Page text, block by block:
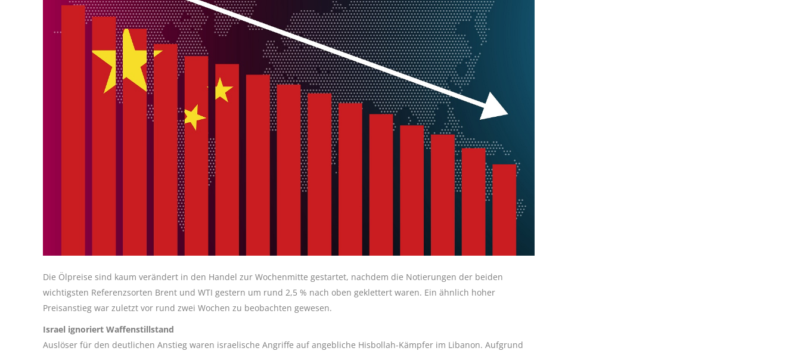
Die Ölpreise sind kaum verändert in den Handel zur Wochenmitte gestartet, nachdem die Notierungen der beiden
wichtigsten Referenzsorten Brent und WTI gestern um rund 2,5 % nach oben geklettert waren. Ein ähnlich hoher
Preisanstieg war zuletzt vor rund zwei Wochen zu beobachten gewesen.
Israel ignoriert Waffenstillstand
Auslöser für den deutlichen Anstieg waren israelische Angriffe auf angebliche Hisbollah-Kämpfer im Libanon. Aufgrund